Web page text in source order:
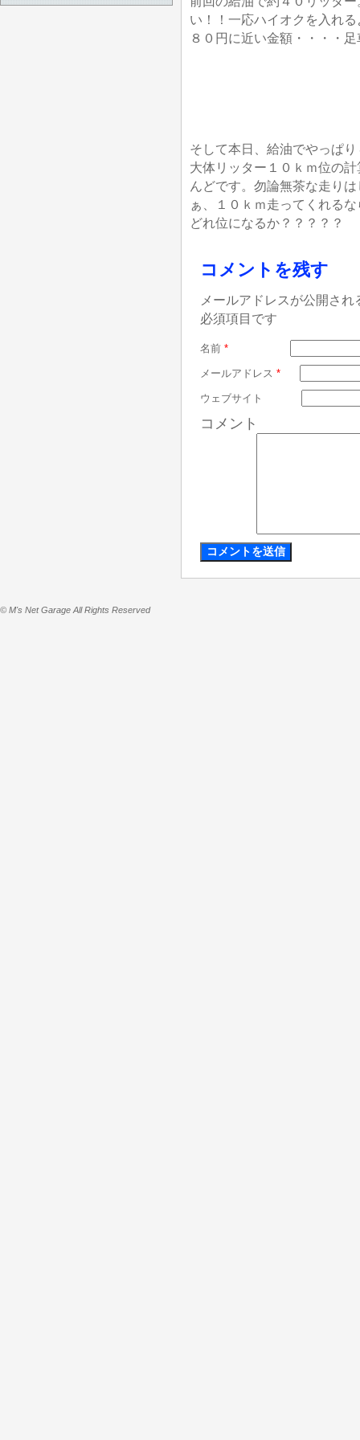
い！！一応ハイオクを入れ
８０円に近い金額・・・・
そして本日、給油でやっぱ
大体リッター１０ｋｍ位の
んどです。勿論無茶な走り
ぁ、１０ｋｍ走ってくれる
どれ位になるか？？？？？
コメントを残す
メールアドレスが公開さ
必須項目です
名前 *
メールアドレス *
ウェブサイト
コメント
© M's Net Garage All Rights Reserved